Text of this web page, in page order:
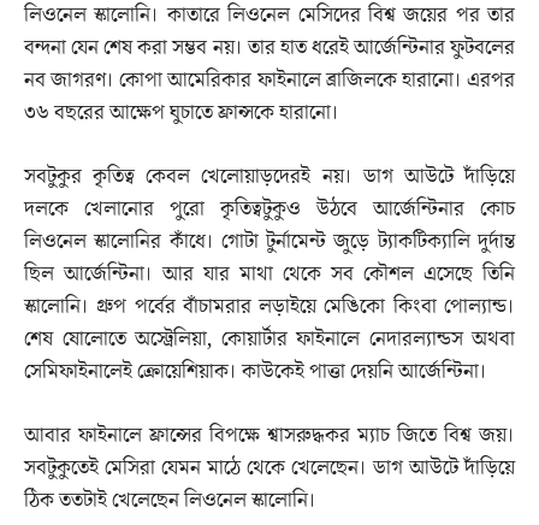
লিওনেল স্কালোনি। কাতারে লিওনেল মেসিদের বিশ্ব জয়ের পর তার
বন্দনা যেন শেষ করা সম্ভব নয়। তার হাত ধরেই আর্জেন্টিনার ফুটবলের
নব জাগরণ। কোপা আমেরিকার ফাইনালে ব্রাজিলকে হারানো। এরপর
৩৬ বছরের আক্ষেপ ঘুচাতে ফ্রান্সকে হারানো।
সবটুকুর কৃতিত্ব কেবল খেলোয়াড়দেরই নয়। ডাগ আউটে দাঁড়িয়ে
দলকে খেলানোর পুরো কৃতিত্বটুকুও উঠবে আর্জেন্টিনার কোচ
লিওনেল স্কালোনির কাঁধে। গোটা টুর্নামেন্ট জুড়ে ট্যাকটিক্যালি দুর্দান্ত
ছিল আর্জেন্টিনা। আর যার মাথা থেকে সব কৌশল এসেছে তিনি
স্কালোনি। গ্রুপ পর্বের বাঁচামরার লড়াইয়ে মেঙিকো কিংবা পোল্যান্ড।
শেষ ষোলোতে অস্ট্রেলিয়া, কোয়ার্টার ফাইনালে নেদারল্যান্ডস অথবা
সেমিফাইনালেই ক্রোয়েশিয়াক। কাউকেই পাত্তা দেয়নি আর্জেন্টিনা।
আবার ফাইনালে ফ্রান্সের বিপক্ষে শ্বাসরুদ্ধকর ম্যাচ জিতে বিশ্ব জয়।
সবটুকুতেই মেসিরা যেমন মাঠে থেকে খেলেছেন। ডাগ আউটে দাঁড়িয়ে
ঠিক ততটাই খেলেছেন লিওনেল স্কালোনি।